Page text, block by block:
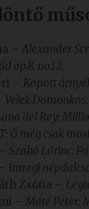
– Alexander
op.8. no.12.
– Kopott
Velek
del Rey:
Ő még csak
Szabó Lőrinc:
Imregi
Zsófia –
– Máté Péter: